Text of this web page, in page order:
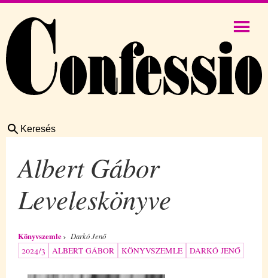
Keresés
Albert Gábor
Leveleskönyve
Könyvszemle Darkó Jenő
2024/3 ALBERT GÁBOR KÖNYVSZEMLE DARKÓ JENŐ